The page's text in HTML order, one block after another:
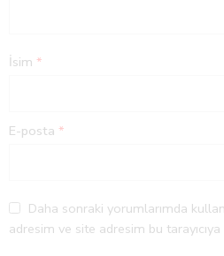
İsim *
E-posta *
Daha sonraki yorumlarımda
adresim ve site adresim bu